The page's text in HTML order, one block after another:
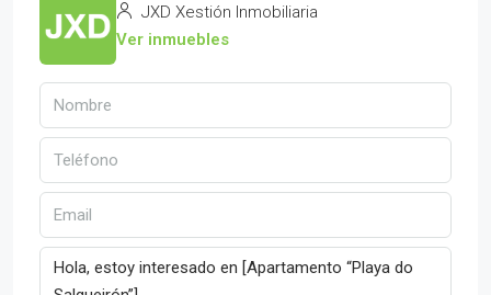
JXD Xestión Inmobiliaria
Ver inmuebles